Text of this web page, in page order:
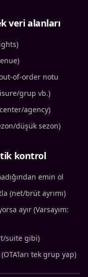
veri alanları
of-order notu
grup vb.)
agency)
düşük sezon)
kontrol
emin ol
(net/brüt ayrımı)
ayır (Varsayım:
suite gibi)
tek grup yap)